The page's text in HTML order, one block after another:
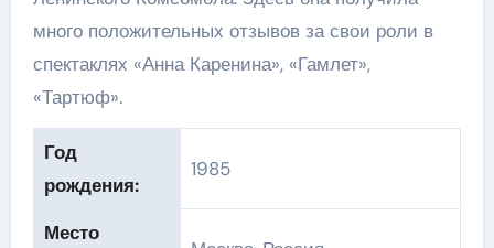
много положительных отзывов за свои роли в
спектаклях «Анна Каренина», «Гамлет»,
«Тартюф».
Год
рождения:
1985
Место